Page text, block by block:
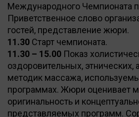
Международного Чемпионата
Приветственное слово
гостей, представление жюри.
11.30 Старт чемпионата.
11.30 – 15.00 Показ
оздоровительных, этнических,
методик массажа,
программах. Жюри оценивает
оригинальность и
представляемых программ.